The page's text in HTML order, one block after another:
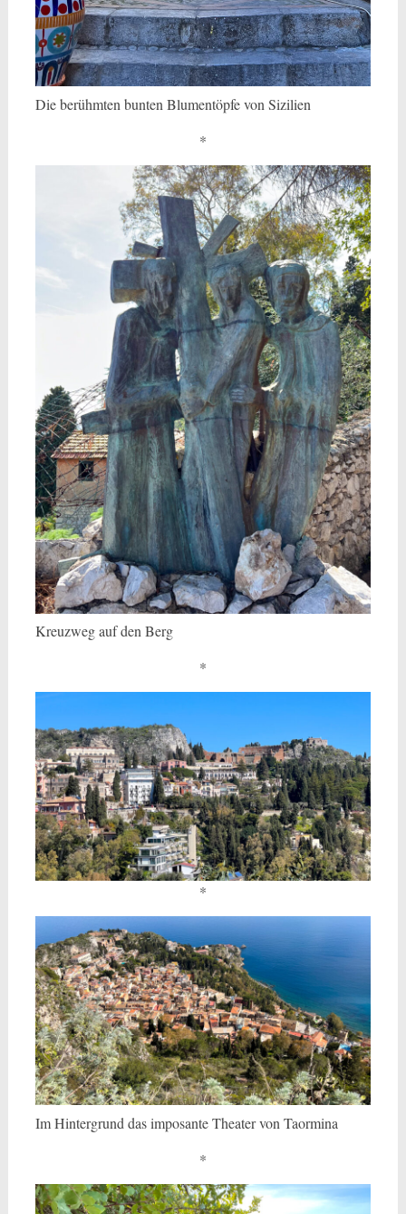
Die berühmten bunten Blumentöpfe von Sizilien
*
Kreuzweg auf den Berg
*
*
Im Hintergrund das imposante Theater von Taormina
*